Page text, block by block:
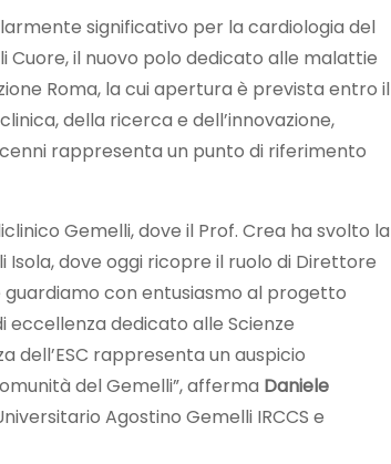
significativo per la cardiologia del
il nuovo polo dedicato alle malattie
Roma, la cui apertura è prevista entro il
della ricerca e dell’innovazione,
rappresenta un punto di riferimento
Gemelli, dove il Prof. Crea ha svolto la
dove oggi ricopre il ruolo di Direttore
guardiamo con entusiasmo al progetto
eccellenza dedicato alle Scienze
dell’ESC rappresenta un auspicio
del Gemelli”, afferma Daniele
Agostino Gemelli IRCCS e